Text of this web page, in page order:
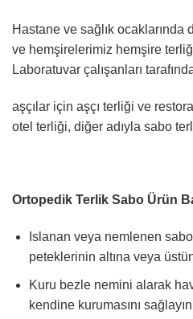
Hastane ve sağlık ocaklarında
ve hemşirelerimiz hemşire
Laboratuvar çalışanları
aşçılar için aşçı terliği ve
otel terliği, diğer adıyla sabo
Ortopedik Terlik Sabo Ürün
Islanan veya nemlenen
peteklerinin altına veya
Kuru bezle nemini alarak
kendine kurumasını